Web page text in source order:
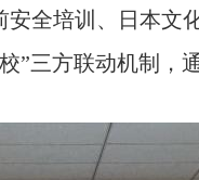
全培训、日本文
三方联动机制，